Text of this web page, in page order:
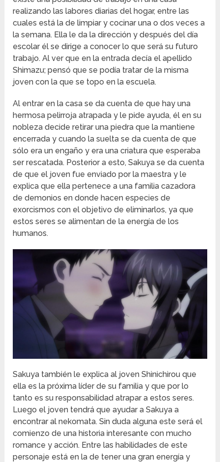
realizando las labores diarias del hogar, entre las
cuales está la de limpiar y cocinar una o dos veces a
la semana. Ella le da la dirección y después del día
escolar él se dirige a conocer lo que será su futuro
trabajo. Al ver que en la entrada decía el apellido
Shimazu; pensó que se podía tratar de la misma
joven con la que se topo en la escuela.
Al entrar en la casa se da cuenta de que hay una
hermosa pelirroja atrapada y le pide ayuda, él en su
nobleza decide retirar una piedra que la mantiene
encerrada y cuando la suelta se da cuenta de que
sólo era un engaño y era una criatura que esperaba
ser rescatada. Posterior a esto, Sakuya se da cuenta
de que el joven fue enviado por la maestra y le
explica que ella pertenece a una familia cazadora
de demonios en donde hacen especies de
exorcismos con el objetivo de eliminarlos, ya que
estos seres se alimentan de la energía de los
humanos.
Sakuya también le explica al joven Shinichirou que
ella es la próxima líder de su familia y que por lo
tanto es su responsabilidad atrapar a estos seres.
Luego el joven tendrá que ayudar a Sakuya a
encontrar al nekomata. Sin duda alguna este será el
comienzo de una historia interesante con mucho
romance y acción. Entre las habilidades de este
personaje está en la de tener una gran energía y